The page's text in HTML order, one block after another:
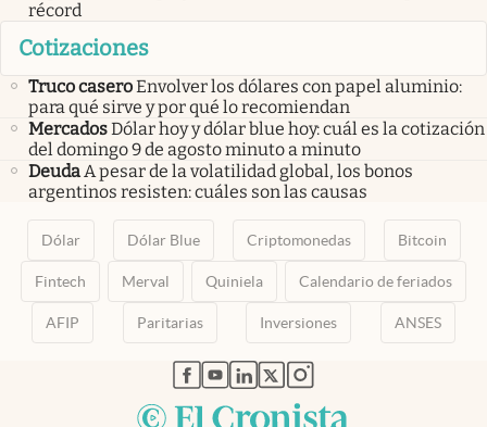
récord
Cotizaciones
Truco caseroEnvolver los dólares con papel aluminio:
para qué sirve y por qué lo recomiendan
MercadosDólar hoy y dólar blue hoy: cuál es la cotización
del domingo 9 de agosto minuto a minuto
Deuda A pesar de la volatilidad global, los bonos
argentinos resisten: cuáles son las causas
Dólar Dólar Blue Criptomonedas Bitcoin
Fintech Merval Quiniela Calendario de feriados
AFIP Paritarias Inversiones ANSES
abre en nueva pestaña
abre en nueva pestaña
abre en nueva pestaña
abre en nueva pestaña
abre en nueva pestaña